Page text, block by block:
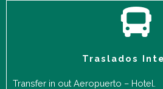
Traslados
Transfer in out Aeropuerto – Hotel.